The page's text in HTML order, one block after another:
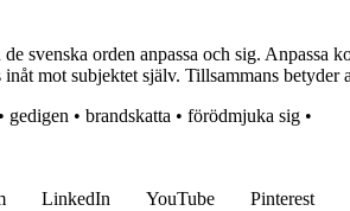
svenska orden anpassa och sig.
mot subjektet själv. Tillsammans
gedigen • brandskatta • förödmjuka sig •
LinkedIn YouTube Pinterest